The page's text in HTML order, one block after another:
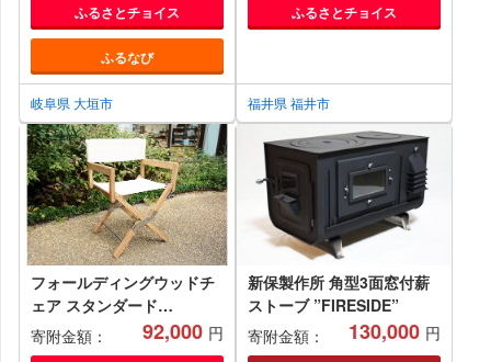
ふるさとチョイス
ふるなび
岐阜県 大垣市
ふるさとチョイス
福井県 福井市
フォールディングウッドチ
ェア スタンダード
FC092001
寄附金額： 92,000 円
新保製作所 角型3面窓付薪
ストーブ ”FIRESIDE”
寄附金額：
130,000 円